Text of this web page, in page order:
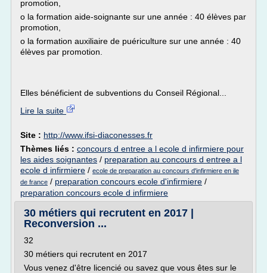
promotion,
o la formation aide-soignante sur une année : 40 élèves par
promotion,
o la formation auxiliaire de puériculture sur une année : 40
élèves par promotion.
Elles bénéficient de subventions du Conseil Régional...
Lire la suite
Site : http://www.ifsi-diaconesses.fr
Thèmes liés : concours d entree a l ecole d infirmiere pour
les aides soignantes / preparation au concours d entree a l
ecole d infirmiere / ecole de preparation au concours d'infirmiere en ile
de france / preparation concours ecole d'infirmiere /
preparation concours ecole d infirmiere
30 métiers qui recrutent en 2017 |
Reconversion ...
32
30 métiers qui recrutent en 2017
Vous venez d'être licencié ou savez que vous êtes sur le